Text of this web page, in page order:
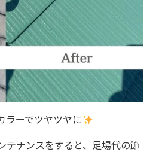
ラーでツヤツヤに
テナンスをすると、足場代の節